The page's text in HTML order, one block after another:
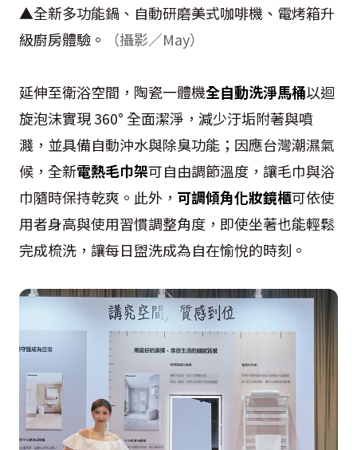
▲全新多功能鍋、自動研磨美式咖啡機、電烤箱升
級廚房體驗。
（攝影／May）
延伸至衛浴空間，陶瓷一體機全自動洗淨馬桶以迴
旋泡沫實現 360° 全面潔淨，減少汙垢附著與噴
濺，並具備自動沖水與除臭功能；因應台灣潮濕氣
候，全新電熱毛巾架可自由調節溫度，讓毛巾與浴
巾隨時保持乾爽。此外， 可調傾角化妝鏡櫃可依使
用者身高與使用習慣調整角度，即使坐著也能輕鬆
完成梳洗，讓每日盥洗成為自在愉悅的時刻。